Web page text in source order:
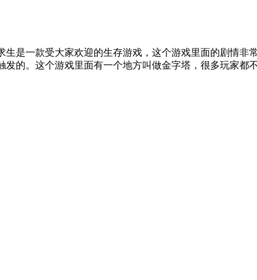
一款受大家欢迎的生存游戏，这个游戏里面的剧情非
的。这个游戏里面有一个地方叫做金字塔，很多玩家都